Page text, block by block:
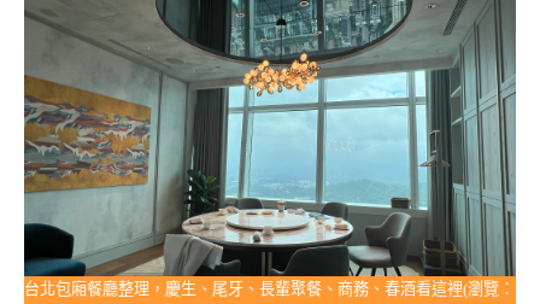
台北包廂餐廳整理，慶生、尾牙、長輩聚餐、商務、春酒看這裡(瀏覽：